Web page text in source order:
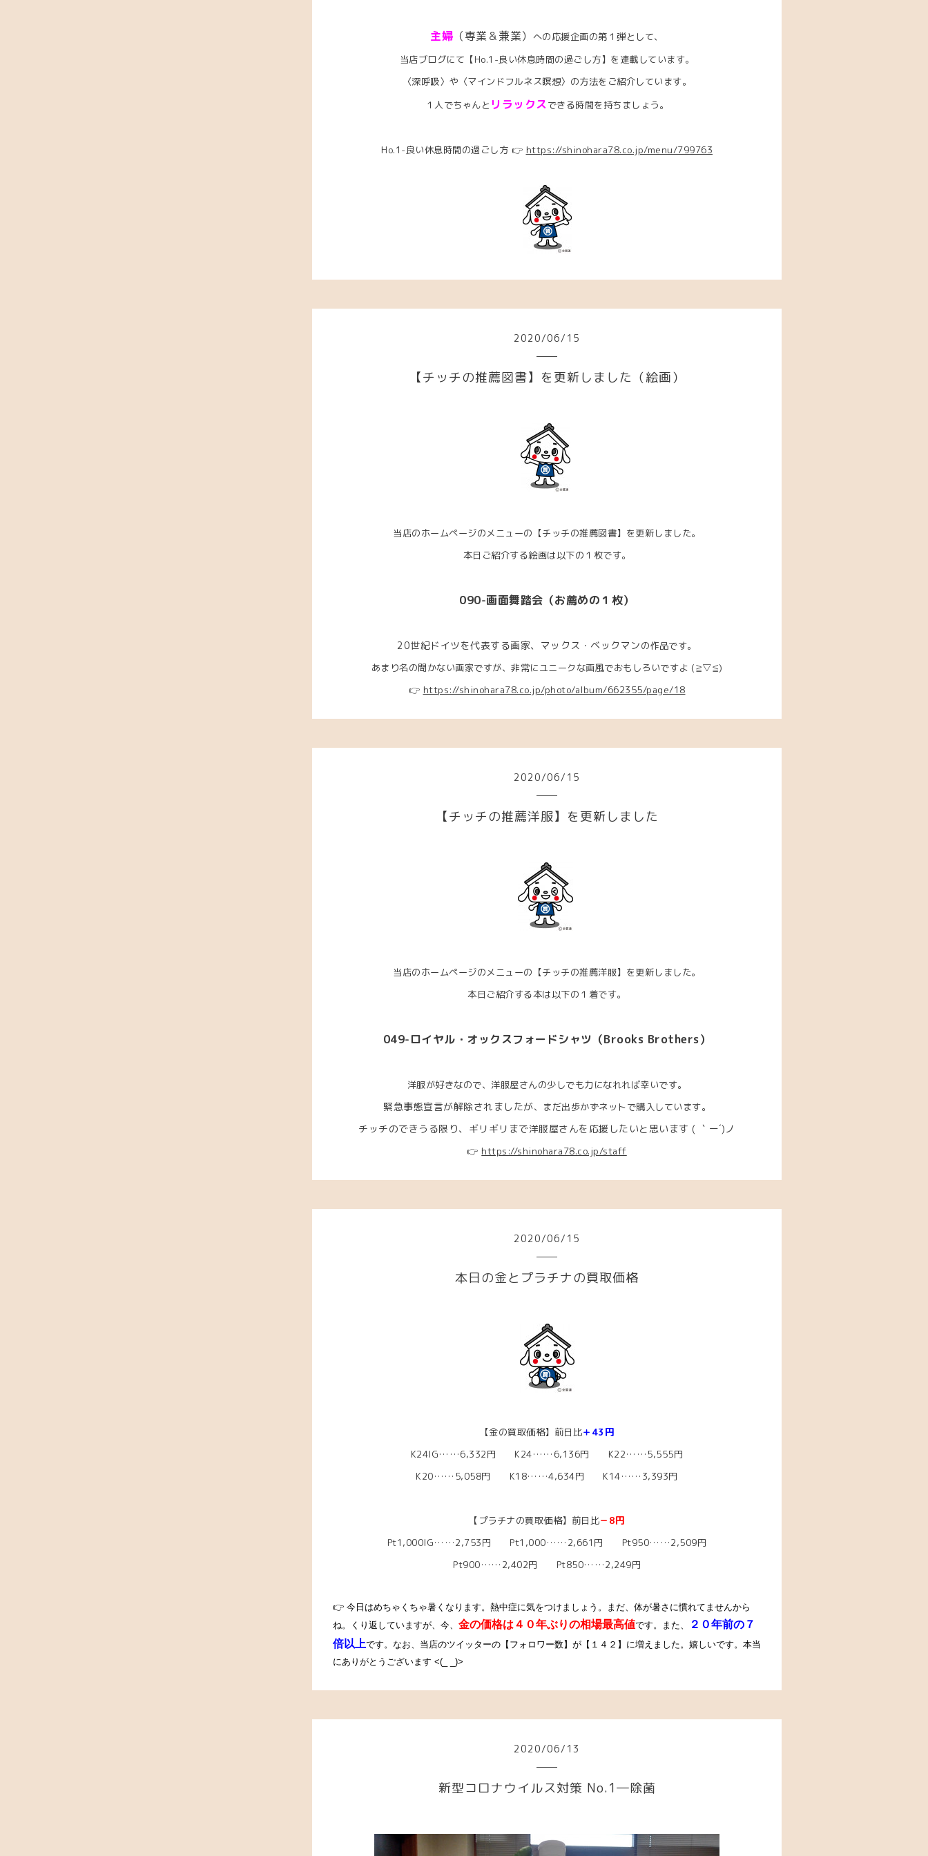
主婦 （専業＆兼業）
への応援企画の第１弾として、
当店ブログにて【Ho.1-良い休息時間の過ごし方】を連載しています。
〈深呼吸〉や〈マインドフルネス瞑想〉の方法をご紹介しています。
１人でちゃんと リラックスできる時間を持ちましょう。
Ho.1-良い休息時間の過ごし方 👉 https://shinohara78.co.jp/menu/799763
2020/06/ 15
【チッチの推薦図書】を更新しました（絵画）
当店のホームページのメニューの【チッチの推薦図書】を更新しました。
本日ご紹介する絵画は以下の１枚です。
090-画面舞踏会（お薦めの１枚）
20世紀ドイツを代表する画家、マックス・ベックマンの作品です。
あまり名の聞かない画家ですが、非常にユニークな画風でおもしろいですよ (≧▽≦)
👉 https://shinohara78.co.jp/photo/album/662355/page/18
2020/06/ 15
【チッチの推薦洋服】を更新しました
当店のホームページのメニューの【チッチの推薦洋服】を更新しました。
本日ご紹介する本は以下の１着です。
049-ロイヤル・オックスフォードシャツ（Brooks Brothers）
洋服が好きなので、洋服屋さんの少しでも力になれれば幸いです。
緊急事態宣言が解除されましたが、まだ出歩かずネットで購入しています。
チッチのできうる限り、ギリギリまで洋服屋さんを応援したいと思います ( ｀ー´)ノ
👉 https://shinohara78.co.jp/staff
2020/06/ 15
本日の金とプラチナの買取価格
【金の買取価格】前日比＋43円
K24IG……6,332円 K24……6,136円 K22……5,555円
K20……5,058円 K18……4,634円 K14……3,393円
【プラチナの買取価格】前日比－8円
Pt1,000IG……2,753円 Pt1,000……2,661円 Pt950……2,509円
Pt900……2,402円 Pt850……2,249円
👉 今日はめちゃくちゃ暑くなります。熱中症に気をつけましょう。まだ、体が暑さに慣れてませんから
ね。
くり返していますが、今、 金の価格は４０年ぶりの相場最高値です。また、
２０年前の７
倍以上です。なお、当店のツイッターの【フォロワー数】が【１４２】に増えました。嬉しいです。本当
にありがとうございます <(_ _)>
2020/06/ 13
新型コロナウイルス対策 No.1―除菌